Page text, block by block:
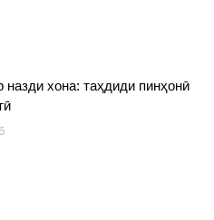
назди хона: таҳдиди пинҳонӣ